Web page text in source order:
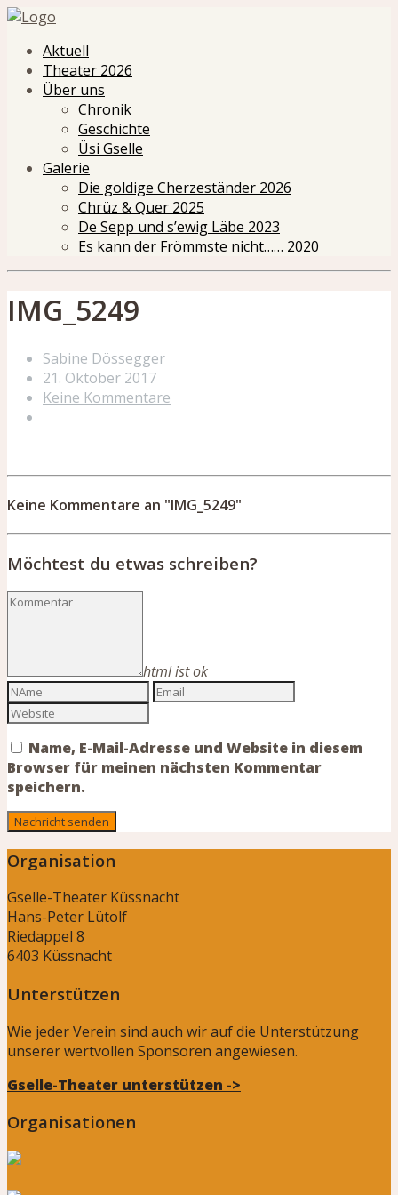
Aktuell
Theater 2026
Über uns
Chronik
Geschichte
Üsi Gselle
Galerie
Die goldige Cherzeständer 2026
Chrüz & Quer 2025
De Sepp und s’ewig Läbe 2023
Es kann der Frömmste nicht…… 2020
IMG_5249
Sabine Dössegger
21. Oktober 2017
Keine Kommentare
Keine Kommentare an "IMG_5249"
Möchtest du etwas schreiben?
html ist ok
Name, E-Mail-Adresse und Website in diesem
Browser für meinen nächsten Kommentar
speichern.
Organisation
Gselle-Theater Küssnacht
Hans-Peter Lütolf
Riedappel 8
6403 Küssnacht
Unterstützen
Wie jeder Verein sind auch wir auf die Unterstützung
unserer wertvollen Sponsoren angewiesen.
Gselle-Theater unterstützen ->
Organisationen